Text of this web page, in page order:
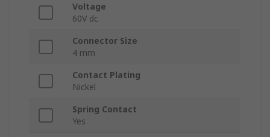
Voltage
60V dc
Connector Size
4 mm
Contact Plating
Nickel
Spring Contact
Yes